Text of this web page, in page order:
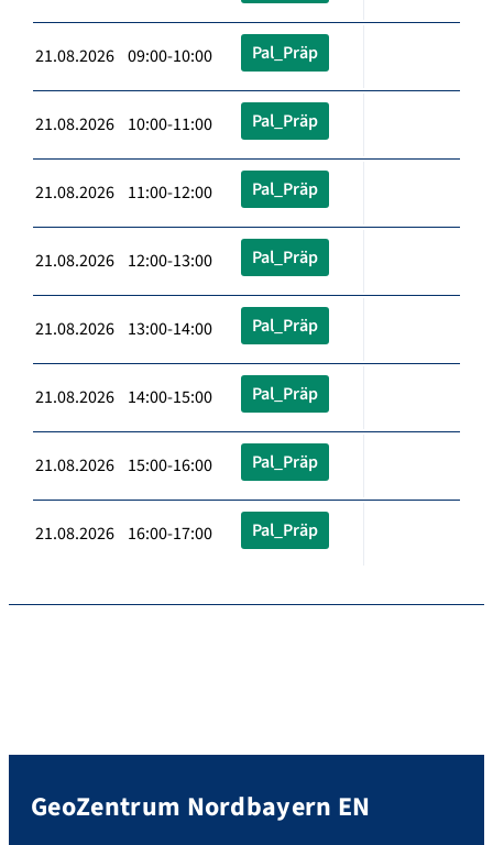
21.08.2026 09:00-10:00 Pal_Präp
21.08.2026 10:00-11:00 Pal_Präp
21.08.2026 11:00-12:00 Pal_Präp
21.08.2026 12:00-13:00 Pal_Präp
21.08.2026 13:00-14:00 Pal_Präp
21.08.2026 14:00-15:00 Pal_Präp
21.08.2026 15:00-16:00 Pal_Präp
21.08.2026 16:00-17:00 Pal_Präp
GeoZentrum Nordbayern EN